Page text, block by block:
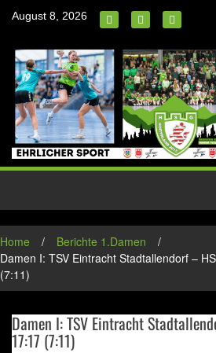
August 8, 2026
Home / Berichte 1.Damen
/
Damen I: TSV Eintracht Stadtallendorf –
(7:11)
Damen I: TSV Eintracht
17:17 (7:11)